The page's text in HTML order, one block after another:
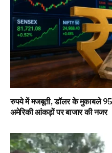
रुपये में मजबूती, डॉलर के मुकाबले
अमेरिकी आंकड़ों पर बाजार की नजर